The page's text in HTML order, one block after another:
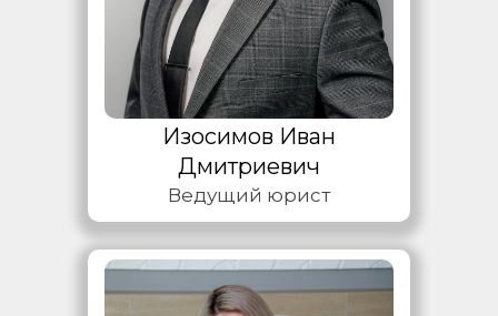
Ведущий юрист
Изосимов Иван
Дмитриевич